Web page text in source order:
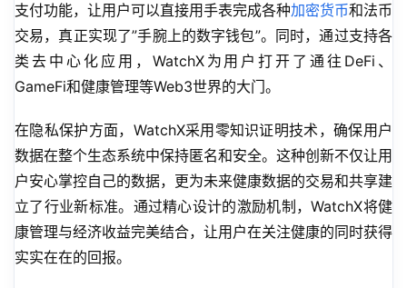
支付功能，让用户可以直接用手表完成各种加密货币和法币
交易，真正实现了”手腕上的数字钱包”。同时，通过支持各
类去中心化应用，WatchX为用户打开了通往DeFi、
GameFi和健康管理等Web3世界的大门。
在隐私保护方面，WatchX采用零知识证明技术，确保用户
数据在整个生态系统中保持匿名和安全。这种创新不仅让用
户安心掌控自己的数据，更为未来健康数据的交易和共享建
立了行业新标准。通过精心设计的激励机制，WatchX将健
康管理与经济收益完美结合，让用户在关注健康的同时获得
实实在在的回报。